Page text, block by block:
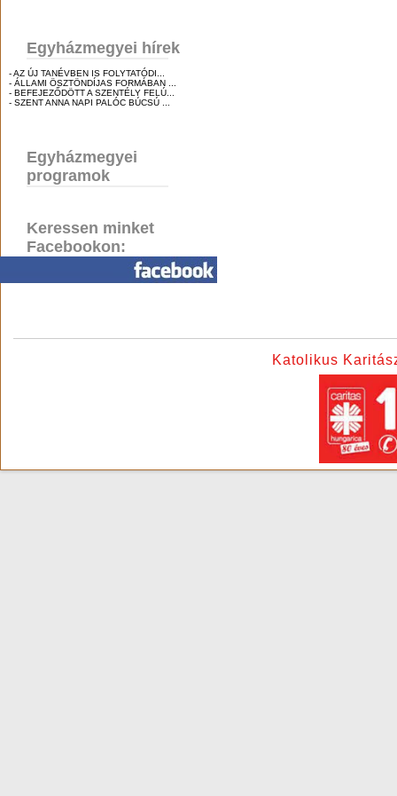
Egyházmegyei hírek
- AZ ÚJ TANÉVBEN IS FOLYTATÓDI...
- ÁLLAMI ÖSZTÖNDÍJAS FORMÁBAN ...
- BEFEJEZŐDÖTT A SZENTÉLY FELÚ...
- SZENT ANNA NAPI PALÓC BÚCSÚ ...
Egyházmegyei
programok
Keressen minket
Facebookon:
Katolikus